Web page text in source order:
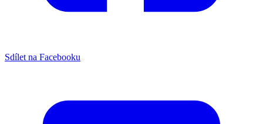
Sdílet na Facebooku